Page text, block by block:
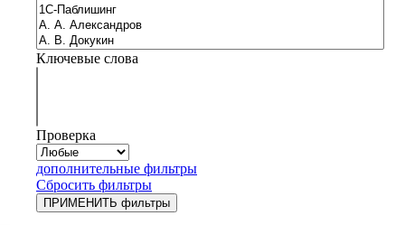
Ключевые слова
Проверка
дополнительные фильтры
Сбросить фильтры